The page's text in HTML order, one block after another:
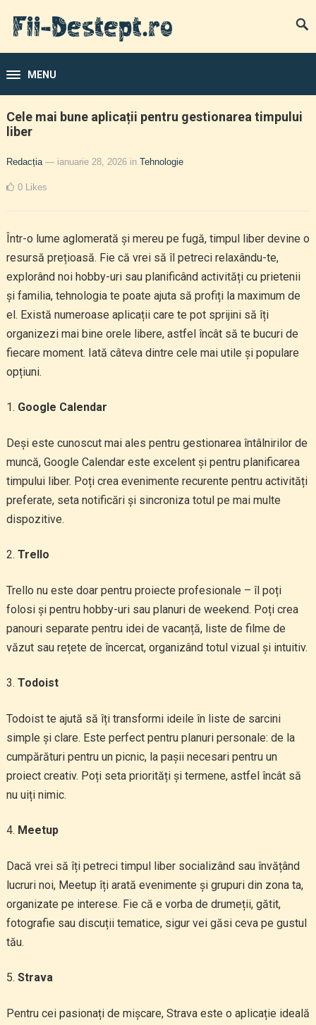
MENU
Cele mai bune aplicații pentru gestionarea timpului
liber
Redacția — ianuarie 28, 2026 in Tehnologie
0 Likes
Într-o lume aglomerată și mereu pe fugă, timpul liber devine o
resursă prețioasă. Fie că vrei să îl petreci relaxându-te,
explorând noi hobby-uri sau planificând activități cu prietenii
și familia, tehnologia te poate ajuta să profiți la maximum de
el. Există numeroase aplicații care te pot sprijini să îți
organizezi mai bine orele libere, astfel încât să te bucuri de
fiecare moment. Iată câteva dintre cele mai utile și populare
opțiuni.
Google Calendar
Deși este cunoscut mai ales pentru gestionarea întâlnirilor de
muncă, Google Calendar este excelent și pentru planificarea
timpului liber. Poți crea evenimente recurente pentru activități
preferate, seta notificări și sincroniza totul pe mai multe
dispozitive.
Trello
Trello nu este doar pentru proiecte profesionale – îl poți
folosi și pentru hobby-uri sau planuri de weekend. Poți crea
panouri separate pentru idei de vacanță, liste de filme de
văzut sau rețete de încercat, organizând totul vizual și intuitiv.
Todoist
Todoist te ajută să îți transformi ideile în liste de sarcini
simple și clare. Este perfect pentru planuri personale: de la
cumpărături pentru un picnic, la pașii necesari pentru un
proiect creativ. Poți seta priorități și termene, astfel încât să
nu uiți nimic.
Meetup
Dacă vrei să îți petreci timpul liber socializând sau învățând
lucruri noi, Meetup îți arată evenimente și grupuri din zona ta,
organizate pe interese. Fie că e vorba de drumeții, gătit,
fotografie sau discuții tematice, sigur vei găsi ceva pe gustul
tău.
Strava
Pentru cei pasionați de mișcare, Strava este o aplicație ideală